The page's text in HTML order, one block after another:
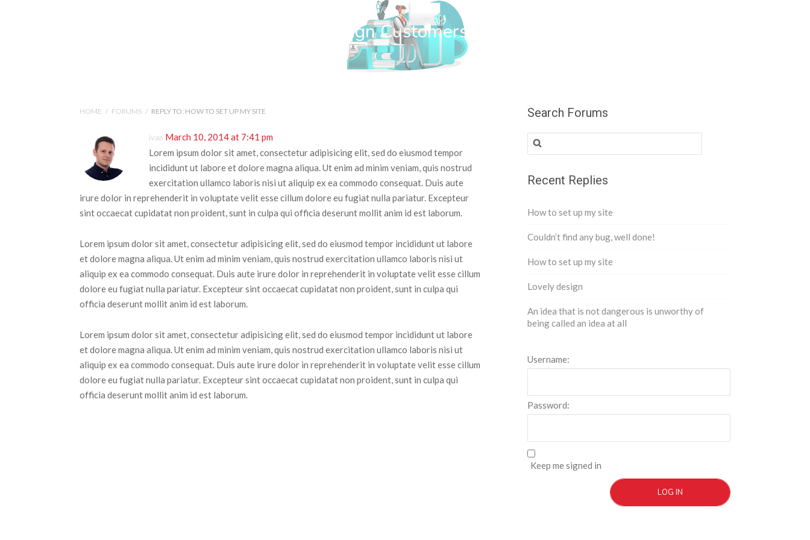
Help Tutorials for Town Web Design Customers
HOME / FORUMS / REPLY TO: HOW TO SET UP MY SITE
ivan March 10, 2014 at 7:41 pm
Lorem ipsum dolor sit amet, consectetur adipisicing elit, sed do eiusmod tempor
incididunt ut labore et dolore magna aliqua. Ut enim ad minim veniam, quis nostrud
exercitation ullamco laboris nisi ut aliquip ex ea commodo consequat. Duis aute
irure dolor in reprehenderit in voluptate velit esse cillum dolore eu fugiat nulla pariatur. Excepteur
sint occaecat cupidatat non proident, sunt in culpa qui officia deserunt mollit anim id est laborum.
Lorem ipsum dolor sit amet, consectetur adipisicing elit, sed do eiusmod tempor incididunt ut labore
et dolore magna aliqua. Ut enim ad minim veniam, quis nostrud exercitation ullamco laboris nisi ut
aliquip ex ea commodo consequat. Duis aute irure dolor in reprehenderit in voluptate velit esse cillum
dolore eu fugiat nulla pariatur. Excepteur sint occaecat cupidatat non proident, sunt in culpa qui
officia deserunt mollit anim id est laborum.
Lorem ipsum dolor sit amet, consectetur adipisicing elit, sed do eiusmod tempor incididunt ut labore
et dolore magna aliqua. Ut enim ad minim veniam, quis nostrud exercitation ullamco laboris nisi ut
aliquip ex ea commodo consequat. Duis aute irure dolor in reprehenderit in voluptate velit esse cillum
dolore eu fugiat nulla pariatur. Excepteur sint occaecat cupidatat non proident, sunt in culpa qui
officia deserunt mollit anim id est laborum.
Search Forums
Recent Replies
How to set up my site
Couldn’t find any bug, well done!
How to set up my site
Lovely design
An idea that is not dangerous is unworthy of
being called an idea at all
Username:
Password:
Keep me signed in
LOG IN